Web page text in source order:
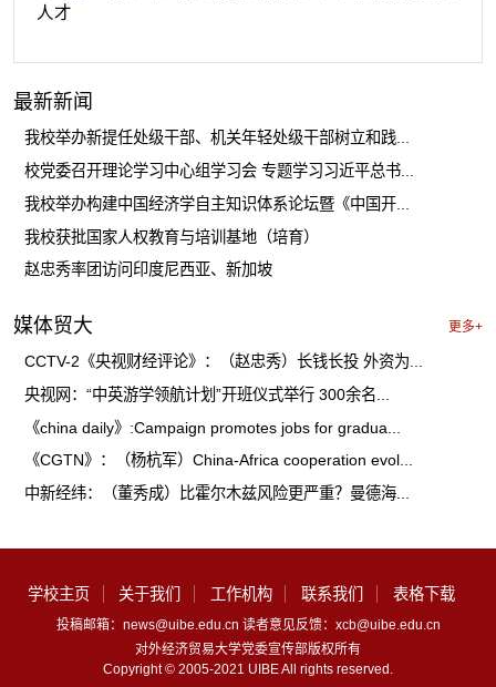
人才
最新新闻
我校举办新提任处级干部、机关年轻处级干部树立和践...
校党委召开理论学习中心组学习会 专题学习习近平总书...
我校举办构建中国经济学自主知识体系论坛暨《中国开...
我校获批国家人权教育与培训基地（培育）
赵忠秀率团访问印度尼西亚、新加坡
媒体贸大 更多+
CCTV-2《央视财经评论》：（赵忠秀）长钱长投 外资为...
央视网：“中英游学领航计划”开班仪式举行 300余名...
《china daily》:Campaign promotes jobs for gradua...
《CGTN》：（杨杭军）China-Africa cooperation evol...
中新经纬：（董秀成）比霍尔木兹风险更严重？曼德海...
学校主页 关于我们 工作机构 联系我们 表格下载
投稿邮箱：news@uibe.edu.cn 读者意见反馈：xcb@uibe.edu.cn
对外经济贸易大学党委宣传部版权所有
Copyright © 2005-2021 UIBE All rights reserved.